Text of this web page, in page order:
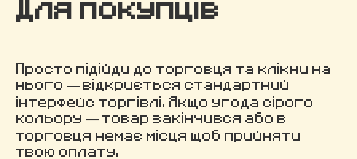
Для покупців
Просто підійди до торговця та клікни на
нього — відкриється стандартний
інтерфейс торгівлі. Якщо угода сірого
кольору — товар закінчився або в
торговця немає місця щоб прийняти
твою оплату.